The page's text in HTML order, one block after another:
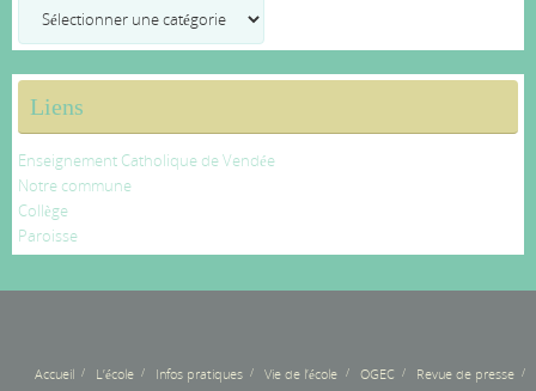
Liens
Enseignement Catholique de Vendée
Notre commune
Collège
Paroisse
Accueil L’école Infos pratiques Vie de l’école OGEC
Revue de presse